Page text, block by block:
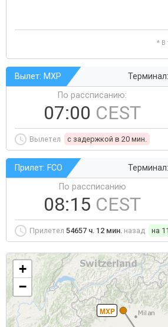
* В
Вылет: MXP
По рассписанию:
07:00 CEST
Вылетел c задержкой в 20 мин.
Прилет: FCO
По рассписанию
08:15 CEST
Прилетел 54657 ч. 12 мин. назад на
MXP
+
−